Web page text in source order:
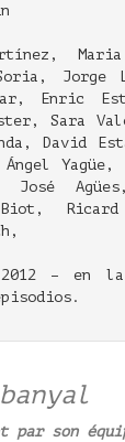
Jorge
Enric
Sara
David
Yagüe,
José
2012 – en
par son